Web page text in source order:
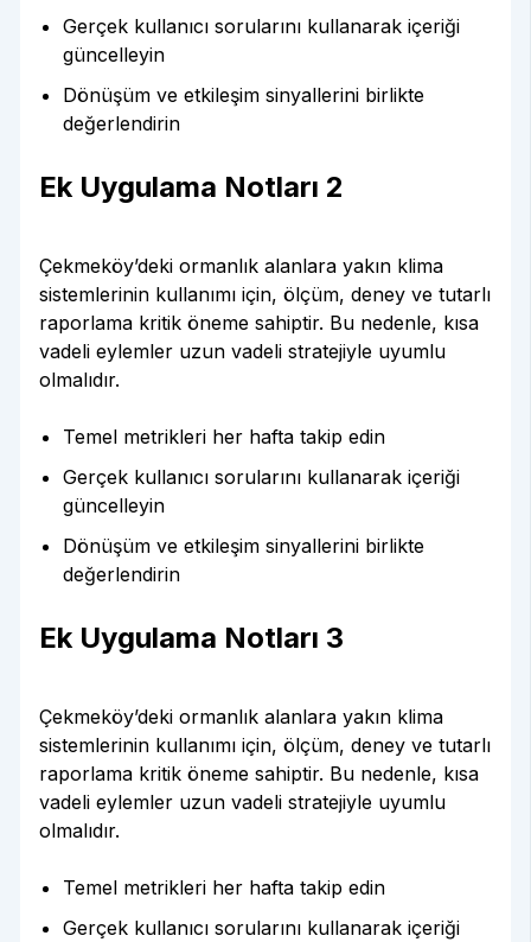
Gerçek kullanıcı sorularını kullanarak içeriği
güncelleyin
Dönüşüm ve etkileşim sinyallerini birlikte
değerlendirin
Ek Uygulama Notları 2
Çekmeköy’deki ormanlık alanlara yakın klima
sistemlerinin kullanımı için, ölçüm, deney ve tutarlı
raporlama kritik öneme sahiptir. Bu nedenle, kısa
vadeli eylemler uzun vadeli stratejiyle uyumlu
olmalıdır.
Temel metrikleri her hafta takip edin
Gerçek kullanıcı sorularını kullanarak içeriği
güncelleyin
Dönüşüm ve etkileşim sinyallerini birlikte
değerlendirin
Ek Uygulama Notları 3
Çekmeköy’deki ormanlık alanlara yakın klima
sistemlerinin kullanımı için, ölçüm, deney ve tutarlı
raporlama kritik öneme sahiptir. Bu nedenle, kısa
vadeli eylemler uzun vadeli stratejiyle uyumlu
olmalıdır.
Temel metrikleri her hafta takip edin
Gerçek kullanıcı sorularını kullanarak içeriği